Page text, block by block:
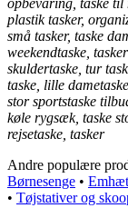
plastik tasker,
små tasker, taske
weekendtaske,
skuldertaske, tur
taske, lille
stor sportstaske
køle rygsæk, taske
rejsetaske, tasker
Andre populære
Børnesenge •
• Tøjstativer og